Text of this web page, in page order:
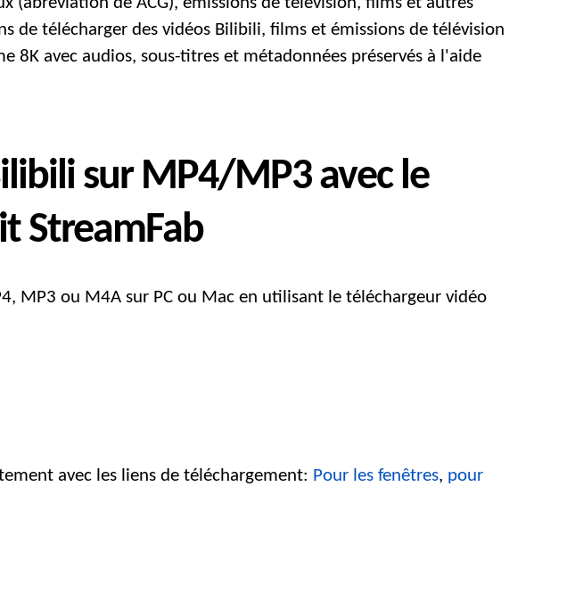
en
HD
MP4
Bilibili
gratuits
de télécharger des vidéos Bilibili, films et émissions de télévision
8K avec audios, sous-titres et métadonnées préservés à l'aide
sur MP4/MP3 avec le
StreamFab
MP3 ou M4A sur PC ou Mac en utilisant le téléchargeur vidéo
avec les liens de téléchargement: Pour les fenêtres, pour